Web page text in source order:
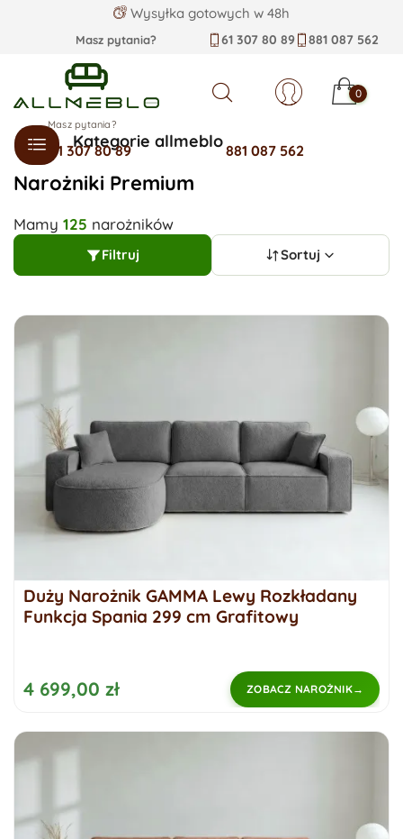
Wysyłka od 30 zł
Masz pytania? 61 307 80 89 881 087 562
Szukaj
Masz pytania?
61 307 80 89 881 087 562
0
Kategorie allmeblo
Narożniki Premium
Mamy 125 narożników
Filtruj Sortuj wg:
SortujDostępne
Duży Narożnik GAMMA Lewy Rozkładany
Funkcja Spania 299 cm Grafitowy
4 699,00 zł ZOBACZ NAROŻNIK